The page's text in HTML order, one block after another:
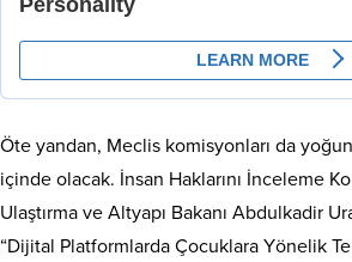
Öte yandan, Meclis komisyonları da
içinde olacak. İnsan Haklarını İnceleme
Ulaştırma ve Altyapı Bakanı Abdulkadir
“Dijital Platformlarda Çocuklara Yönelik